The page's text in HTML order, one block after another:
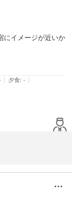
ＭＡＤＡＹＡ－
にイメージが近いか
弱ってる人には辛い
た行きたいです。
| 夕食: - |